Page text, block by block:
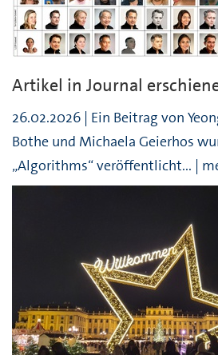
Artikel in Journal
26.02.2026 | Ein Beitrag von
Bothe und Michaela Geierhos
„Algorithms“ veröffentlicht... |